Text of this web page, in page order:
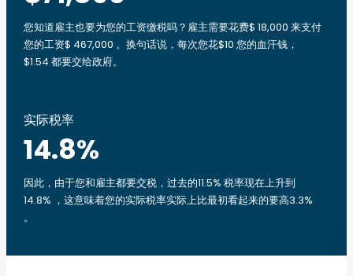
您知道雇主也要为您的工资缴税吗？雇主需要花费$ 18,000 来支付
您的工资$ 467,000 。换句话说，每次您花$10 您的血汗钱，
$1.54 都要交给政府。
实际税率
14.8%
因此，由于您和雇主都要交税，过去的11.5% 税率现在上升到
14.8% ，这意味着您的实际税率实际上比最初看起来的要高3.3%
。